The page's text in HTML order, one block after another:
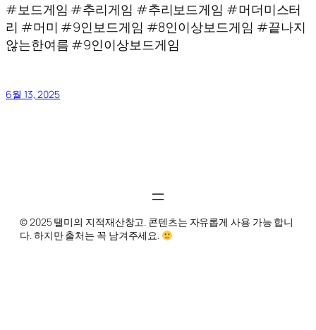
#보드게임 #추리게임 #추리보드게임 #머더미스터
리 #머미 #9인보드게임 #8인이상보드게임 #끝나지
않는한여름 #9인이상보드게임
6월 13, 2025
© 2025 탤미의 지적재산창고. 콘텐츠는 자유롭게 사용 가능 합니
다. 하지만 출처는 꼭 남겨주세요.